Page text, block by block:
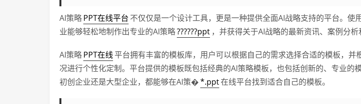
AI策略PPT在线平台 不仅仅是一个设计工具，更是一种提供全面AI战略支持的平台。使
业能够轻松地制作出专业的AI策略??????ppt ，并获得关于AI战略的最新资讯、案例分析
AI策略PPT在线平台拥有丰富的模板库，用户可以根据自己的需求选择合适的模板，并
况进行个性化定制。平台提供的模板既包括经典的AI策略模板，也包括创新的、专业的
初创企业还是大型企业，都能够在AI策�*.ppt在线平台找到适合自己的模板。